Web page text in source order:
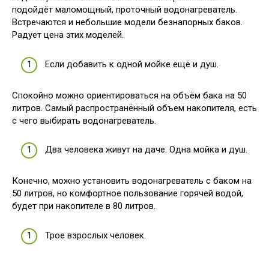
подойдёт маломощный, проточный водонагреватель.
Встречаются и небольшие модели безнапорных баков.
Радует цена этих моделей.
Если добавить к одной мойке ещё и душ.
Спокойно можно ориентироваться на объём бака на 50
литров. Самый распространённый объем накопителя, есть
с чего выбирать водонагреватель.
Два человека живут на даче. Одна мойка и душ.
Конечно, можно установить водонагреватель с баком на
50 литров, но комфортное пользование горячей водой,
будет при накопителе в 80 литров.
Трое взрослых человек.